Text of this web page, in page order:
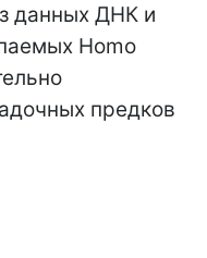
данных ДНК и
Homo
предков